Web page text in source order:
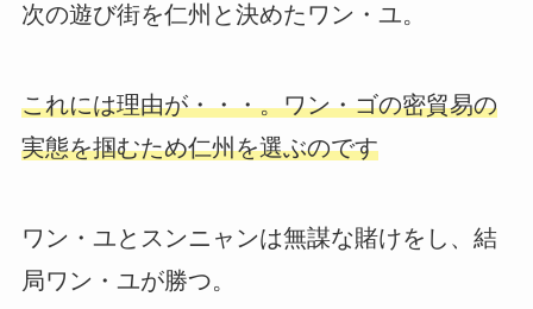
次の遊び街を仁州と決めたワン・ユ。
これには理由が・・・。ワン・ゴの密貿易の
実態を掴むため仁州を選ぶのです
ワン・ユとスンニャンは無謀な賭けをし、結
局ワン・ユが勝つ。